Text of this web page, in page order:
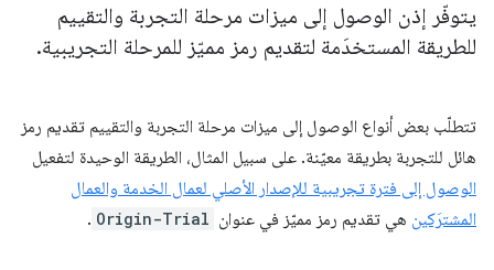
يتوفّر إذن الوصول إلى ميزات مرحلة التجربة والتقييم
للطريقة المستخدَمة لتقديم رمز مميّز للمرحلة التجريبية.
تتطلّب بعض أنواع الوصول إلى ميزات مرحلة التجربة والتقييم تقديم رمز
هائل للتجربة بطريقة معيّنة. على سبيل المثال، الطريقة الوحيدة لتفعيل
الوصول إلى فترة تجريبية للإصدار الأصلي لعمال الخدمة والعمال
المشترَكين هي تقديم رمز مميّز في عنوان Origin-Trial
.